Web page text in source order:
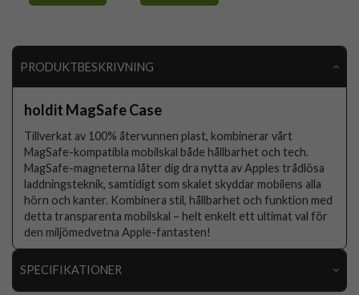
PRODUKTBESKRIVNING
holdit MagSafe Case
Tillverkat av 100% återvunnen plast, kombinerar vårt
MagSafe-kompatibla mobilskal både hållbarhet och tech.
MagSafe-magneterna låter dig dra nytta av Apples trådlösa
laddningsteknik, samtidigt som skalet skyddar mobilens alla
hörn och kanter. Kombinera stil, hållbarhet och funktion med
detta transparenta mobilskal – helt enkelt ett ultimat val för
den miljömedvetna Apple-fantasten!
SPECIFIKATIONER